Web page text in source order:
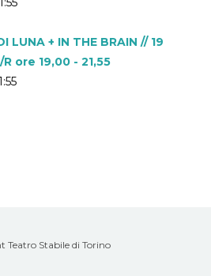
LUNA + IN THE BRAIN // 19
ore 19,00 - 21,55
Teatro Stabile di Torino